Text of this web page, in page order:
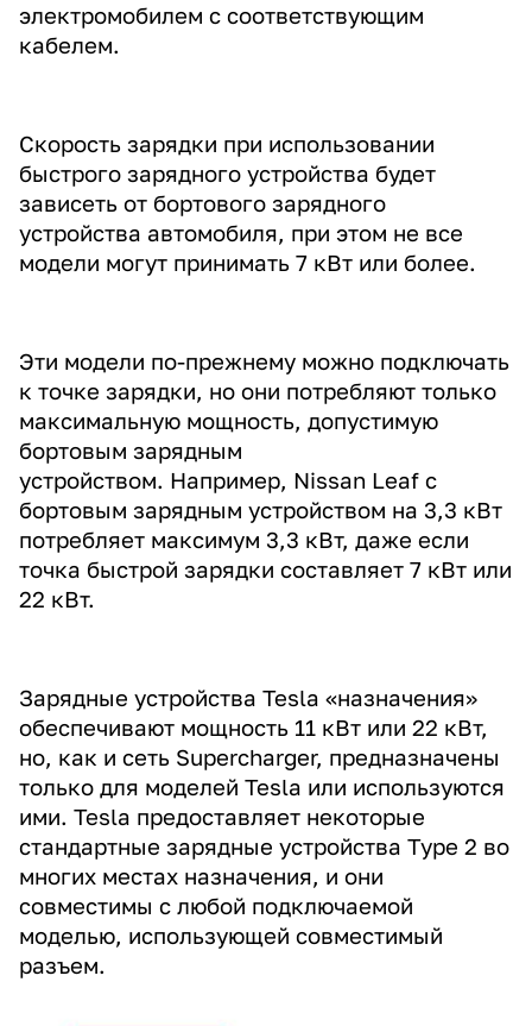
электромобилем с соответствующим
кабелем.
Скорость зарядки при использовании
быстрого зарядного устройства будет
зависеть от бортового зарядного
устройства автомобиля, при этом не все
модели могут принимать 7 кВт или более.
Эти модели по-прежнему можно подключать
к точке зарядки, но они потребляют только
максимальную мощность, допустимую
бортовым зарядным
устройством. Например, Nissan Leaf с
бортовым зарядным устройством на 3,3 кВт
потребляет максимум 3,3 кВт, даже если
точка быстрой зарядки составляет 7 кВт или
22 кВт.
Зарядные устройства Tesla «назначения»
обеспечивают мощность 11 кВт или 22 кВт,
но, как и сеть Supercharger, предназначены
только для моделей Tesla или используются
ими. Tesla предоставляет некоторые
стандартные зарядные устройства Type 2 во
многих местах назначения, и они
совместимы с любой подключаемой
моделью, использующей совместимый
разъем.